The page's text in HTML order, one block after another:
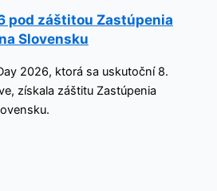
pod záštitou Zastúpenia
Slovensku
2026, ktorá sa uskutoční 8.
získala záštitu Zastúpenia